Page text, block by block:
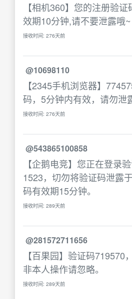
【相机360】您的注册验
效期10分钟,请不要泄露哦~
接收时间: 276天前
@10698110
【2345手机浏览器】
码，5分钟内有效，请勿泄
接收时间: 276天前
@543865100858
【企鹅电竞】您正在登录
1523，切勿将验证码泄露
码有效期15分钟。
接收时间: 289天前
@281572711656
【百果园】验证码719570
非本人操作请忽略。
接收时间: 289天前